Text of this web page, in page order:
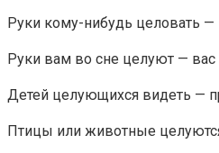
Руки кому-нибудь целовать
Руки вам во сне целуют — вас
Детей целующихся видеть —
Птицы или животные